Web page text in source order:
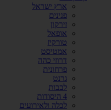
ארץ ישראל
פנינים
זירקון
אופאל
טורקיז
אמטיסט
דרוזי כהה
פרחונית
גרנט
לבבות
4 היסודות
לכלה ולאירועים